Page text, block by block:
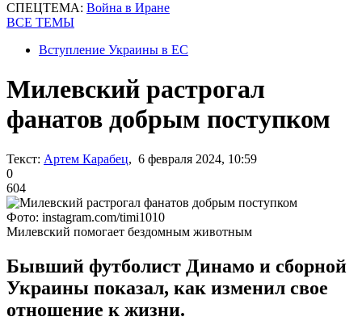
СПЕЦТЕМА: Война в Иране
ВСЕ ТЕМЫ
Вступление Украины в ЕС
Милевский растрогал
фанатов добрым поступком
Текст: Артем Карабец, 6 февраля 2024, 10:59
0
604
Фото: instagram.com/timi1010
Милевский помогает бездомным животным
Бывший футболист Динамо и сборной
Украины показал, как изменил свое
отношение к жизни.